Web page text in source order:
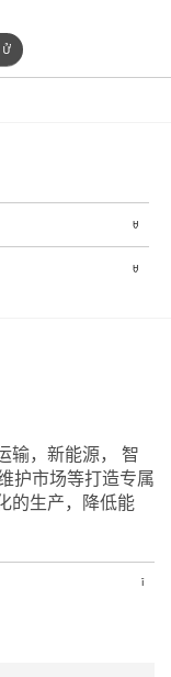
输，新能源， 智
护市场等打造专属
的生产，降低能